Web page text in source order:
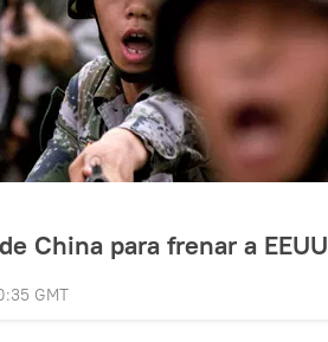
China para frenar a EEUU
GMT